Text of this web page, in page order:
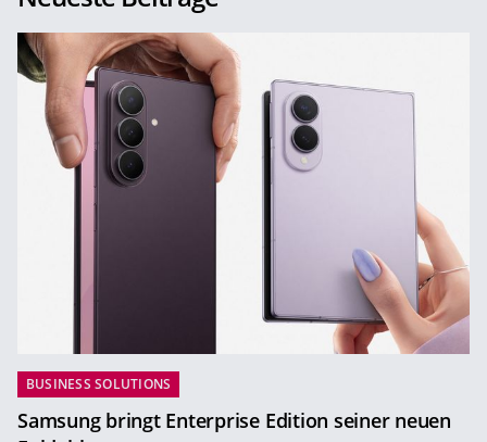
BUSINESS SOLUTIONS
Samsung bringt Enterprise Edition seiner neuen